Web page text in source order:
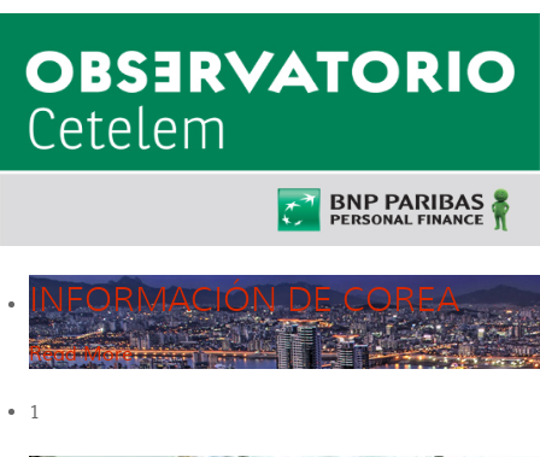
INFORMACIÓN DE COREA
Read More
1